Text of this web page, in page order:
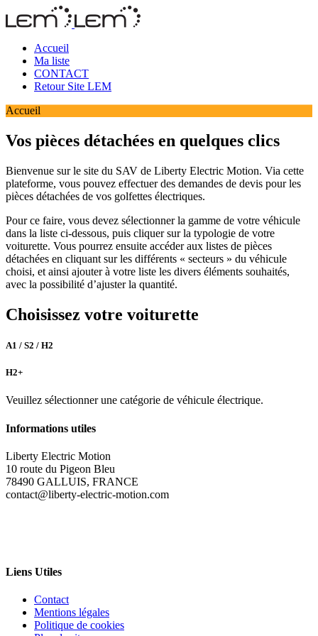
Accueil
Ma liste
CONTACT
Retour Site LEM
Accueil
Vos pièces détachées en quelques clics
Bienvenue sur le site du SAV de Liberty Electric Motion. Via cette
plateforme, vous pouvez effectuer des demandes de devis pour les
pièces détachées de vos golfettes électriques.
Pour ce faire, vous devez sélectionner la gamme de votre véhicule
dans la liste ci-dessous, puis cliquer sur la typologie de votre
voiturette. Vous pourrez ensuite accéder aux listes de pièces
détachées en cliquant sur les différents « secteurs » du véhicule
choisi, et ainsi ajouter à votre liste les divers éléments souhaités,
avec la possibilité d’ajuster la quantité.
Choisissez votre voiturette
A1 / S2 / H2
H2+
Veuillez sélectionner une catégorie de véhicule électrique.
Informations utiles
Liberty Electric Motion
10 route du Pigeon Bleu
78490 GALLUIS, FRANCE
contact@liberty-electric-motion.com
Liens Utiles
Contact
Mentions légales
Politique de cookies